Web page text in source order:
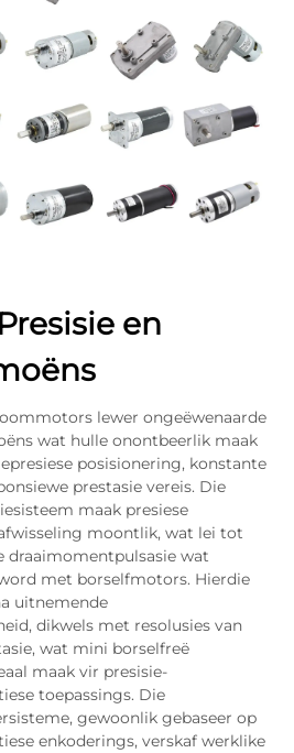
en
lewer ongeëwenaarde
wat hulle onontbeerlik maak
posisionering, konstante
prestasie vereis. Die
maak presiese
moontlik, wat lei tot
draaimomentpulsasie wat
met borselfmotors. Hierdie
uitnemende
dikwels met resolusies van
wat mini borselfreë
maak vir presisie-
toepassings. Die
gewoonlik gebaseer op
enkoderings, verskaf werklike